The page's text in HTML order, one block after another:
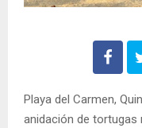
Playa del Carmen,
anidación de tortugas